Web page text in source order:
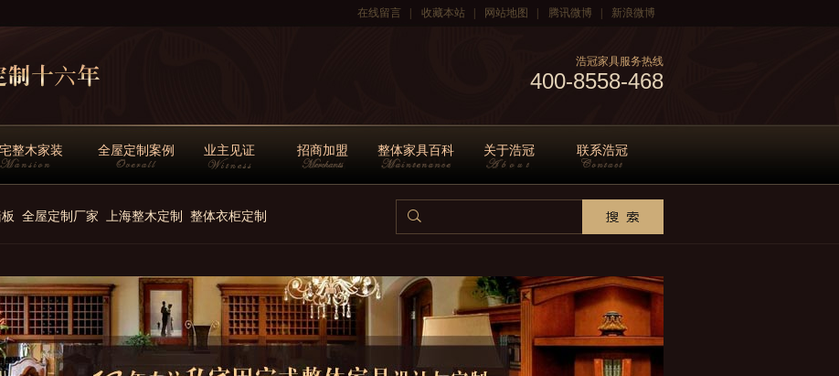
在线留言 收藏本站 网站地图 腾讯微博 新浪微博
浩冠家具服务热线
400-8558-468
整木家装 全屋定制案例 业主见证 招商加盟 整体家具百科 关于浩冠 联系浩冠
全屋定制厂家 上海整木定制 整体衣柜定制